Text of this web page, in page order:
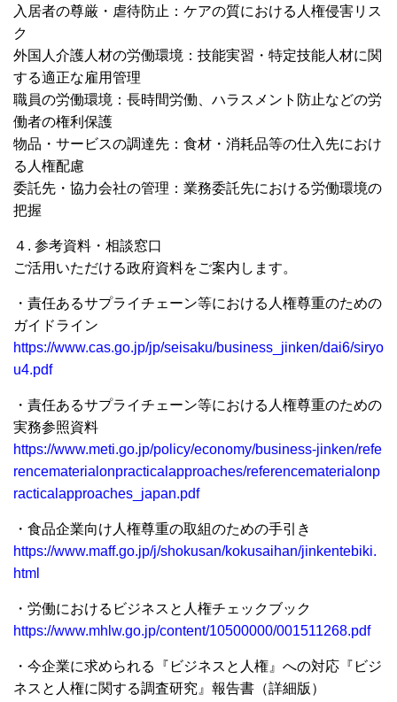
入居者の尊厳・虐待防止：ケアの質における人権侵害リス
ク
外国人介護人材の労働環境：技能実習・特定技能人材に関
する適正な雇用管理
職員の労働環境：長時間労働、ハラスメント防止などの労
働者の権利保護
物品・サービスの調達先：食材・消耗品等の仕入先におけ
る人権配慮
委託先・協力会社の管理：業務委託先における労働環境の
把握
４. 参考資料・相談窓口
ご活用いただける政府資料をご案内します。
・責任あるサプライチェーン等における人権尊重のための
ガイドライン
https://www.cas.go.jp/jp/seisaku/business_jinken/dai6/siryo
u4.pdf
・責任あるサプライチェーン等における人権尊重のための
実務参照資料
https://www.meti.go.jp/policy/economy/business-jinken/refe
rencematerialonpracticalapproaches/referencematerialonp
racticalapproaches_japan.pdf
・食品企業向け人権尊重の取組のための手引き
https://www.maff.go.jp/j/shokusan/kokusaihan/jinkentebiki.
html
・労働におけるビジネスと人権チェックブック
https://www.mhlw.go.jp/content/10500000/001511268.pdf
・今企業に求められる『ビジネスと人権』への対応『ビジ
ネスと人権に関する調査研究』報告書（詳細版）